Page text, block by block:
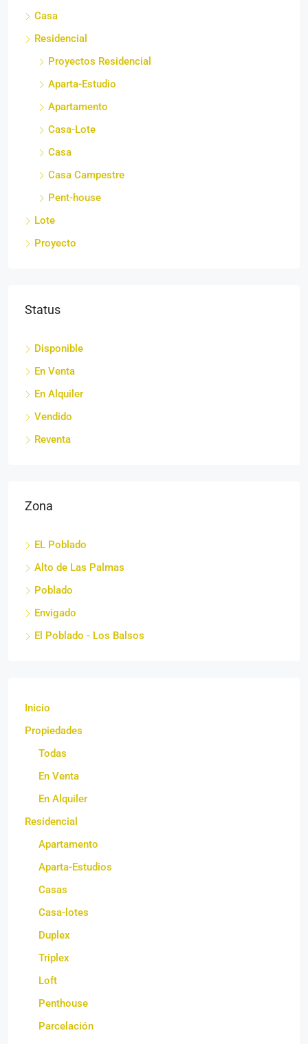
Casa
Residencial
Proyectos Residencial
Aparta-Estudio
Apartamento
Casa-Lote
Casa
Casa Campestre
Pent-house
Lote
Proyecto
Status
Disponible
En Venta
En Alquiler
Vendido
Reventa
Zona
EL Poblado
Alto de Las Palmas
Poblado
Envigado
El Poblado - Los Balsos
Inicio
Propiedades
Todas
En Venta
En Alquiler
Residencial
Apartamento
Aparta-Estudios
Casas
Casa-lotes
Duplex
Triplex
Loft
Penthouse
Parcelación